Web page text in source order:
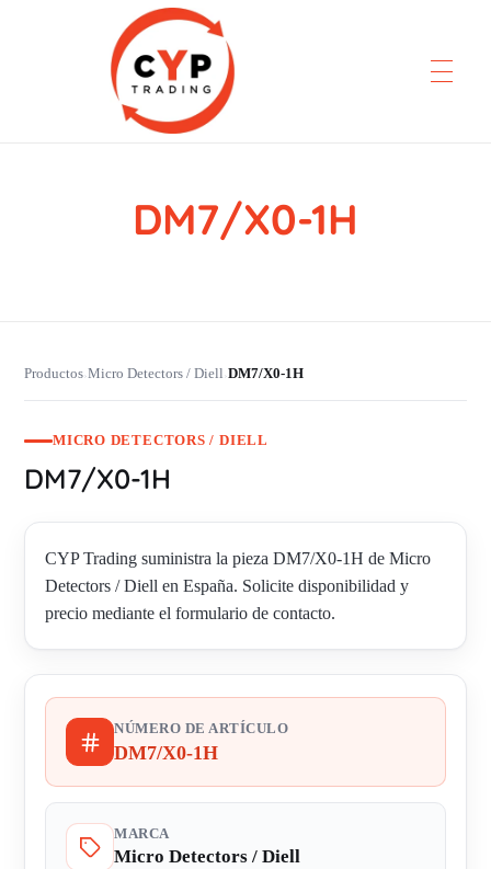
CYP Trading
DM7/X0-1H
Productos›Micro Detectors / Diell›DM7/X0-1H
MICRO DETECTORS / DIELL
DM7/X0-1H
CYP Trading suministra la pieza DM7/X0-1H de Micro
Detectors / Diell en España. Solicite disponibilidad y
precio mediante el formulario de contacto.
NÚMERO DE ARTÍCULO
DM7/X0-1H
MARCA
Micro Detectors / Diell